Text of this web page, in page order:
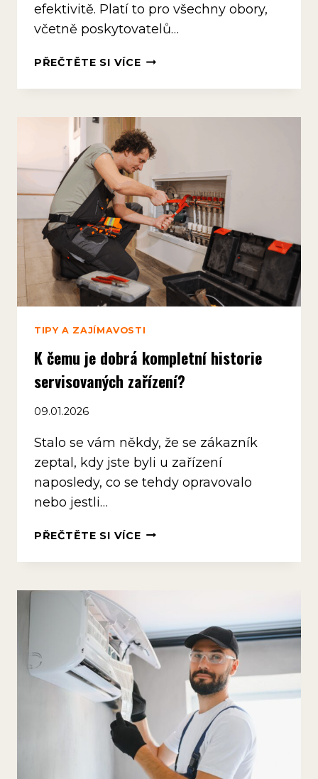
efektivitě. Platí to pro všechny obory,
včetně poskytovatelů…
PŘEČTĚTE SI VÍCEINTEGRACE
ZBYTEČNOU
TIPY A ZAJÍMAVOSTI
K čemu je dobrá kompletní historie
servisovaných zařízení?
09.01.2026
Stalo se vám někdy, že se zákazník
zeptal, kdy jste byli u zařízení
naposledy, co se tehdy opravovalo
nebo jestli…
PŘEČTĚTE SI VÍCEK ČEMU
DOBRÁ
ZAŘÍZENÍ?